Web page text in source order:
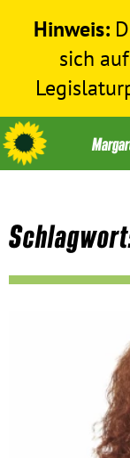
Hinweis:
sich
Themen
Humanitäre
Bundestag
Obfrau im